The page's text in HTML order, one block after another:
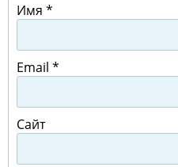
Имя *
Email *
Сайт